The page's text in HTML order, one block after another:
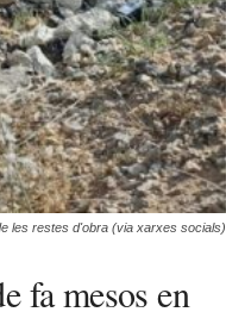
les restes d'obra (via xarxes socials)
fa mesos en